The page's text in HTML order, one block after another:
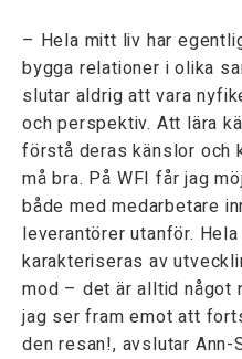
– Hela mitt liv har
bygga relationer i olika
slutar aldrig att vara
och perspektiv. Att lära
förstå deras känslor och
må bra. På WFI får jag
både med medarbetare
leverantörer utanför.
karakteriseras av
mod – det är alltid något
jag ser fram emot att
den resan!, avslutar Ann-